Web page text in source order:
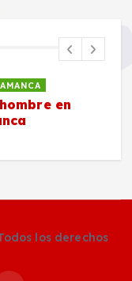
en
los derechos